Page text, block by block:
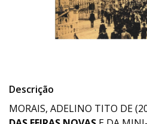
Descrição
MORAIS, ADELINO TITO DE